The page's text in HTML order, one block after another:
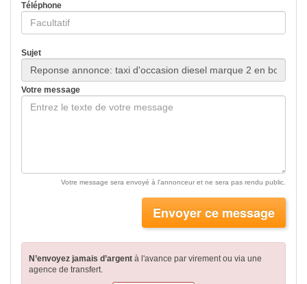
Téléphone
Sujet
Votre message
Votre message sera envoyé à l'annonceur et ne sera pas rendu public.
Envoyer ce message
N’envoyez jamais d’argent à l'avance par virementou via une
agence de transfert.